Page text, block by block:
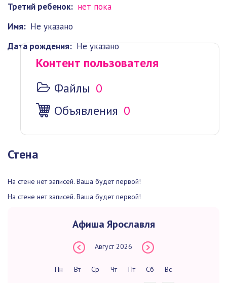
Третий ребенок: нет пока
Имя: Не указано
Дата рождения: Не указано
Контент пользователя
Файлы 0
Объявления 0
Стена
На стене нет записей. Ваша будет первой!
На стене нет записей. Ваша будет первой!
Афиша Ярославля
Август 2026
Пн Вт Ср Чт Пт Сб Вс